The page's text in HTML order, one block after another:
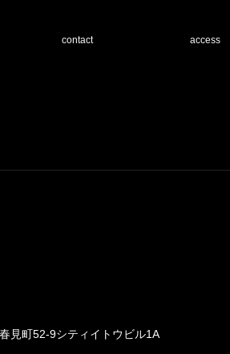
contact access
見町52-9シティイトウビル1A